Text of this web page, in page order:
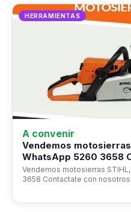
HERRAMIENTAS
A convenir
Vendemos motosierras
WhatsApp 5260 3658
Vendemos motosierras
3658 Contactate con